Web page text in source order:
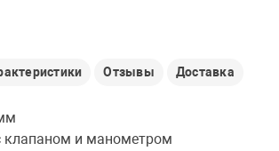
Отзывы Доставка
клапаном и манометром